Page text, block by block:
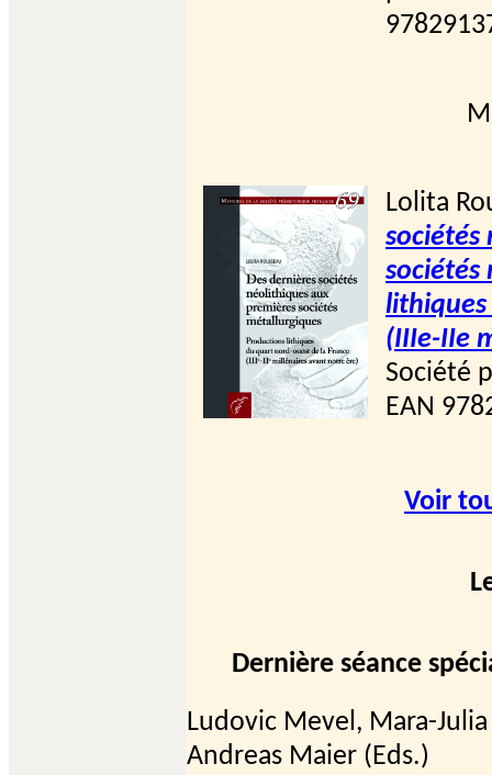
Lolita
sociétés
sociétés
lithiques
(IIIe-IIe
Société
EAN
Voir
Dernière séance
Ludovic Mevel, Mara-
Andreas Maier (Eds.)